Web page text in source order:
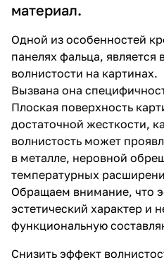
материал.
Одной из особенностей
панелях фальца,
волнистости на картинах.
Вызвана она
Плоская поверхность
достаточной жесткости,
волнистость может
в металле, неровной
температурных
Обращаем внимание, что
эстетический характер и
функциональную
Снизить эффект